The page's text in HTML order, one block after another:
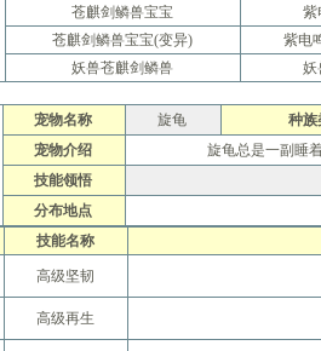
史上最牛宠物宝宝资料大全
如何获得幼年菜刀兔宝宝[最
[寂寞姐]教你平民赚钱心得
关于公测后物价的一些猜想
天音60技能涅��咒测试
合理使用收费道具(修炼丹)
关于BB化资质化悟性
人物侠义值的获得途径和用途
关于天音寺的一点小提示
梦幻诛仙练级之不用药
苍麒剑鳞兽宝宝
紫
苍麒剑鳞兽宝宝(变异)
紫电
妖兽苍麒剑鳞兽
妖
宠物名称 旋龟
种族
宠物介绍
旋龟总是一副睡
技能领悟
分布地点
技能名称
高级坚韧
高级再生